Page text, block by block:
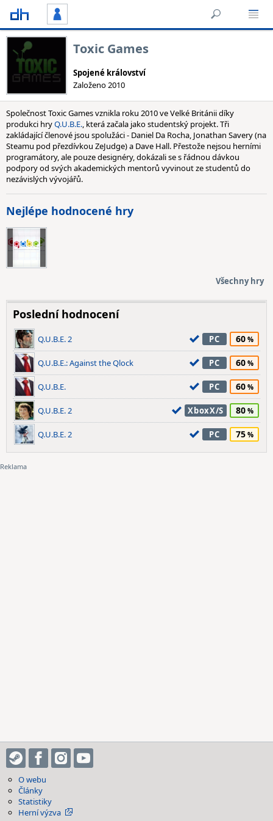
Toxic Games
Spojené království
Založeno 2010
Společnost Toxic Games vznikla roku 2010 ve Velké Británii díky
produkci hryQ.U.B.E., která začala jako studentský projekt. Tři
zakládající členové jsou spolužáci - Daniel Da Rocha, Jonathan Savery (na
Steamu pod přezdívkou ZeJudge) a Dave Hall. Přestože nejsou herními
programátory, ale pouze designéry, dokázali se s řádnou dávkou
podpory od svých akademických mentorů vyvinout ze studentů do
nezávislých vývojářů.
Nejlépe hodnocené hry
Všechny hry
Poslední hodnocení
Q.U.B.E. 2 PC 60
Q.U.B.E.: Against the Qlock PC 60
Q.U.B.E. PC 60
Q.U.B.E. 2 XboxX/S 80
Q.U.B.E. 2 PC 75
O webu
Články
Statistiky
Herní výzva